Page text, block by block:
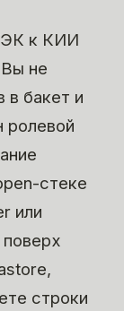
к КИИ
не
в бакет и
ролевой
стеке
или
строки